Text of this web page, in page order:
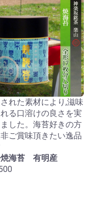
れた素材により,滋味
る口溶けの良さを実
した。海苔好きの方
ご賞味頂きたい逸品
焼海苔 有明産